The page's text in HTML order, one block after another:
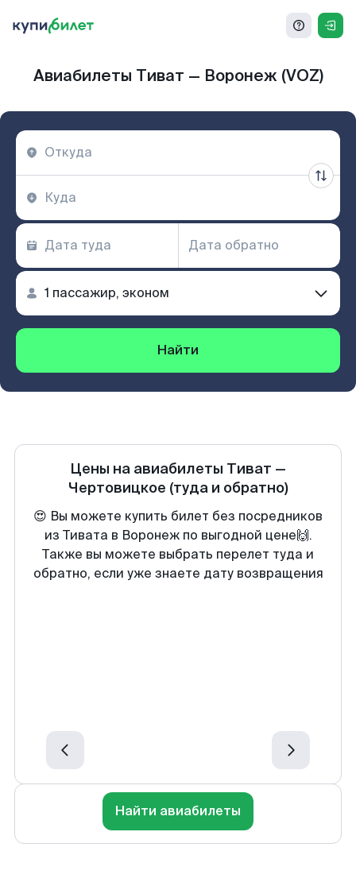
Авиабилеты Тиват — Воронеж (VOZ)
Найти
Цены на авиабилеты Тиват —
Чертовицкое (туда и обратно)
😍 Вы можете купить билет без посредников
из Тивата в Воронеж по выгодной цене🙌.
Также вы можете выбрать перелет туда и
обратно, если уже знаете дату возвращения
Найти авиабилеты